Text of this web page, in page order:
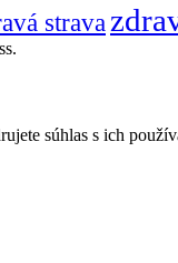
strava
súhlas s ich